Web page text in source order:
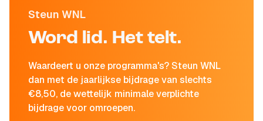
Steun WNL
Word lid. Het telt.
Waardeert u onze programma's? Steun WNL
dan met de jaarlijkse bijdrage van slechts
€8,50, de wettelijk minimale verplichte
bijdrage voor omroepen.